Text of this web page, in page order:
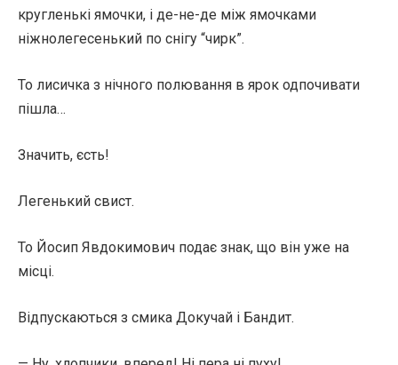
кругленькі ямочки, і де-не-де між ямочками
ніжнолегесенький по снігу “чирк”.
То лисичка з нічного полювання в ярок одпочивати
пішла…
Значить, єсть!
Легенький свист.
То Йосип Явдокимович подає знак, що він уже на
місці.
Відпускаються з смика Докучай і Бандит.